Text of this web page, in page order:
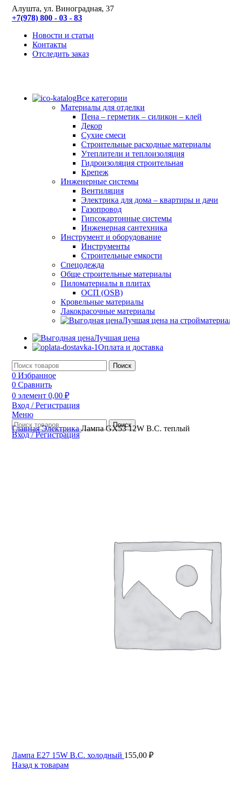
Алушта, ул. Виноградная, 37
+7(978) 800 - 03 - 83
Новости и статьи
Контакты
Отследить заказ
Все категории
Материалы для отделки
Пена – герметик – силикон – клей
Декор
Сухие смеси
Строительные расходные материалы
Утеплители и теплоизоляция
Гидроизоляция строительная
Крепеж
Инженерные системы
Вентиляция
Электрика для дома – квартиры и дачи
Газопровод
Гипсокартонные системы
Инженерная сантехника
Инструмент и оборудование
Инструменты
Строительные емкости
Спецодежда
Обще строительные материалы
Пиломатериалы в плитах
ОСП (OSB)
Кровельные материалы
Лакокрасочные материалы
Лучшая цена на
Лучшая цена
Оплата и доставка
Поиск
0 Избранное
0 Сравнить
0 элемент 0,00 ₽
Вход / Регистрация
Меню
Поиск
Вход / Регистрация
ГлавнаяЭлектрикаЛампа GX53 12W В.С. теплый
Лампа Е27 15W В.С. холодный 155,00 ₽
Назад к товарам